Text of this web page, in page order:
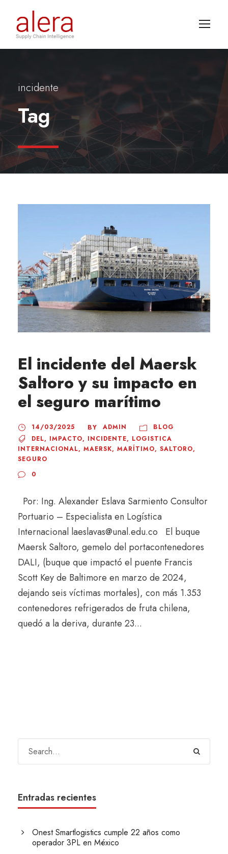
incidente
Tag
El incidente del Maersk
Saltoro y su impacto en
el seguro marítimo
14/03/2025 BY ADMIN
BLOG
DEL, IMPACTO, INCIDENTE, LOGISTICA
INTERNACIONAL, MAERSK, MARÍTIMO, SALTORO,
SEGURO
0
Por: Ing. Alexander Eslava Sarmiento Consultor
Portuario – Especialista en Logística
Internacional laeslavas@unal.edu.co El buque
Maersk Saltoro, gemelo del portacontenedores
DALI, (buque que impactó el puente Francis
Scott Key de Baltimore en marzo de 2024,
dejando seis víctimas mortales), con más 1.353
contenedores refrigerados de fruta chilena,
quedó a la deriva, durante 23...
Entradas recientes
Onest Smartlogistics cumple 22 años como
operador 3PL en México